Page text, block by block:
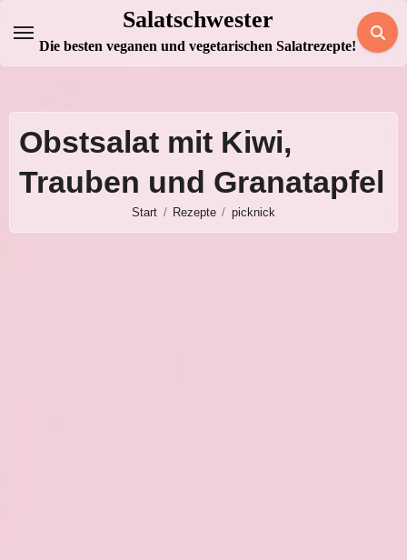
Inhalt
springen
Salatschwester
Die besten veganen und vegetarischen Salatrezepte!
Obstsalat mit Kiwi,
Trauben und Granatapfel
Start Rezepte picknick